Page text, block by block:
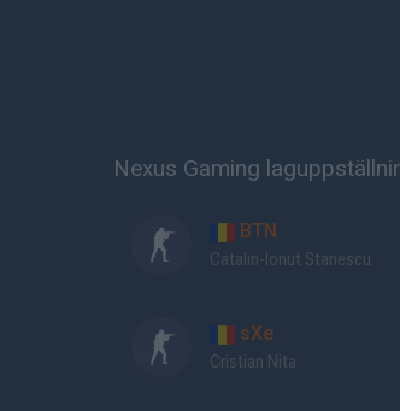
Nexus Gaming
BTN
Catalin-Ionut Stanescu
sXe
Cristian Nita